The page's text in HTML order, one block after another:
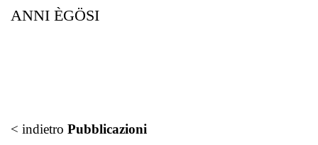
ANNI ÈGÖSI
< indietro Pubblicazioni